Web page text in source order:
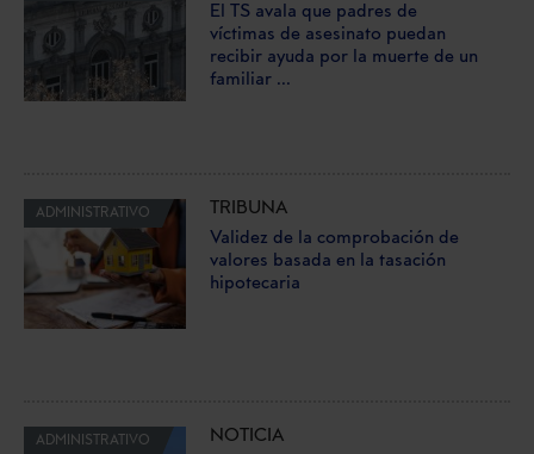
El TS avala que padres de
víctimas de asesinato puedan
recibir ayuda por la muerte de un
familiar ...
ADMINISTRATIVO
TRIBUNA
Validez de la comprobación de
valores basada en la tasación
hipotecaria
ADMINISTRATIVO
NOTICIA